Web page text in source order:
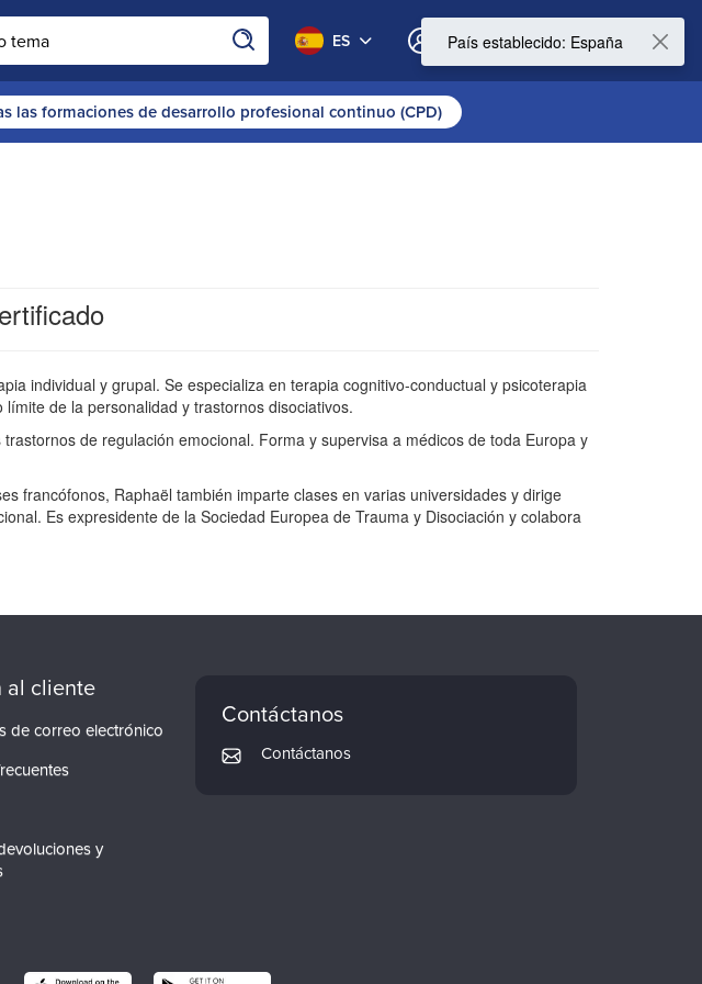
ES Mi cuenta
las formaciones de desarrollo profesional continuo (CPD)
individual y grupal. Se especializa en terapia cognitivo-conductual y psicoterapia
de la personalidad y trastornos disociativos.
de regulación emocional. Forma y supervisa a médicos de toda Europa y
francófonos, Raphaël también imparte clases en varias universidades y dirige
Es expresidente de la Sociedad Europea de Trauma y Disociación y colabora
al cliente
de correo electrónico
y
Contáctanos
Contáctanos
País establecido: España